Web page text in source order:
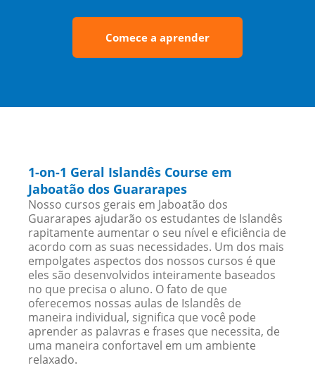
Comece a aprender
1-on-1 Geral Islandês Course em
Jaboatão dos Guararapes
Nosso cursos gerais em Jaboatão dos
Guararapes ajudarão os estudantes de Islandês
rapitamente aumentar o seu nível e eficiência de
acordo com as suas necessidades. Um dos mais
empolgates aspectos dos nossos cursos é que
eles são desenvolvidos inteiramente baseados
no que precisa o aluno. O fato de que
oferecemos nossas aulas de Islandês de
maneira individual, significa que você pode
aprender as palavras e frases que necessita, de
uma maneira confortavel em um ambiente
relaxado.